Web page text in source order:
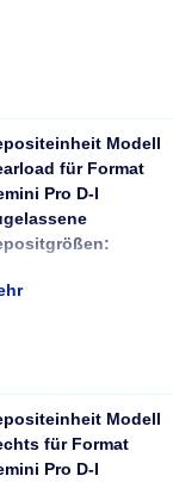
Modell
für Format
Pro D-I
Modell
für Format
Pro D-I